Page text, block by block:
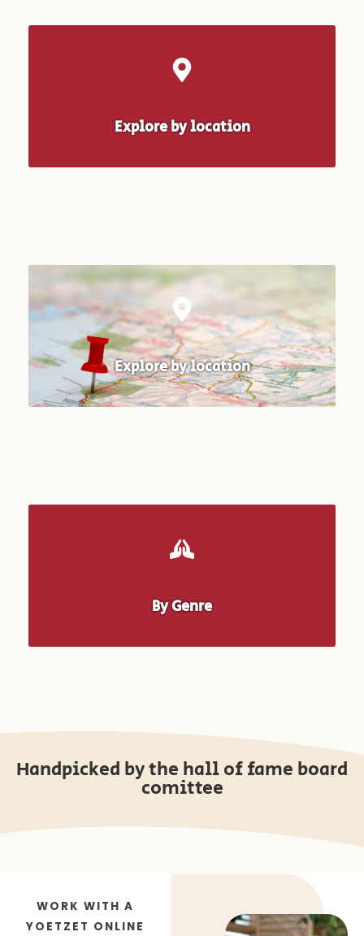
Explore by location
Explore by location
By Genre
Handpicked by the hall of fame board
comittee
WORK WITH A
YOETZET ONLINE